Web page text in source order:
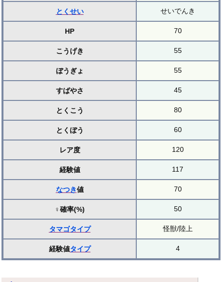
とくせい せいでんき
HP 70
こうげき 55
ぼうぎょ 55
すばやさ 45
とくこう 80
とくぼう 60
レア度 120
経験値 117
なつき値 70
♀確率(%) 50
タマゴタイプ 怪獣/陸上
経験値タイプ 4